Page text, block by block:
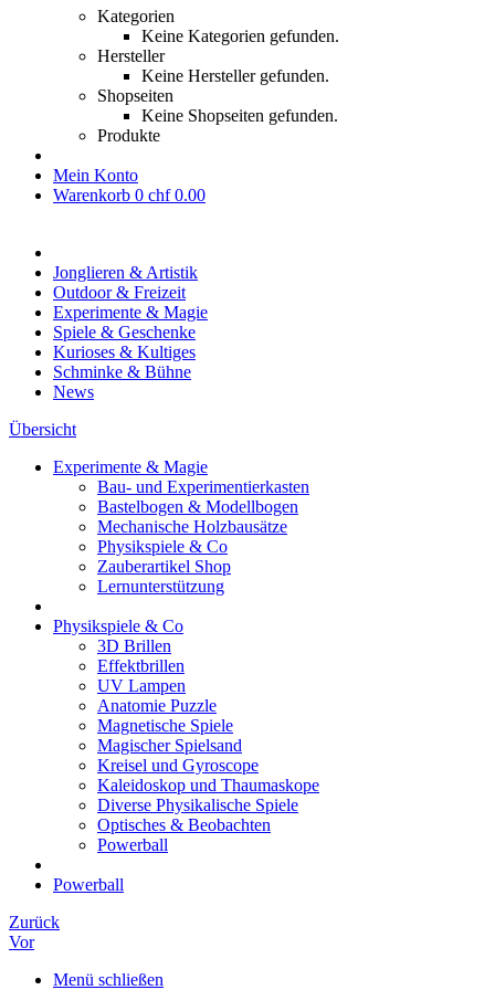
Kategorien
Keine Kategorien gefunden.
Hersteller
Keine Hersteller gefunden.
Shopseiten
Keine Shopseiten gefunden.
Produkte
Mein Konto
Warenkorb 0 chf 0.00
Jonglieren & Artistik
Outdoor & Freizeit
Experimente & Magie
Spiele & Geschenke
Kurioses & Kultiges
Schminke & Bühne
News
Übersicht
Experimente & Magie
Bau- und Experimentierkasten
Bastelbogen & Modellbogen
Mechanische Holzbausätze
Physikspiele & Co
Zauberartikel Shop
Lernunterstützung
Physikspiele & Co
3D Brillen
Effektbrillen
UV Lampen
Anatomie Puzzle
Magnetische Spiele
Magischer Spielsand
Kreisel und Gyroscope
Kaleidoskop und Thaumaskope
Diverse Physikalische Spiele
Optisches & Beobachten
Powerball
Powerball
Zurück
Vor
Menü schließen